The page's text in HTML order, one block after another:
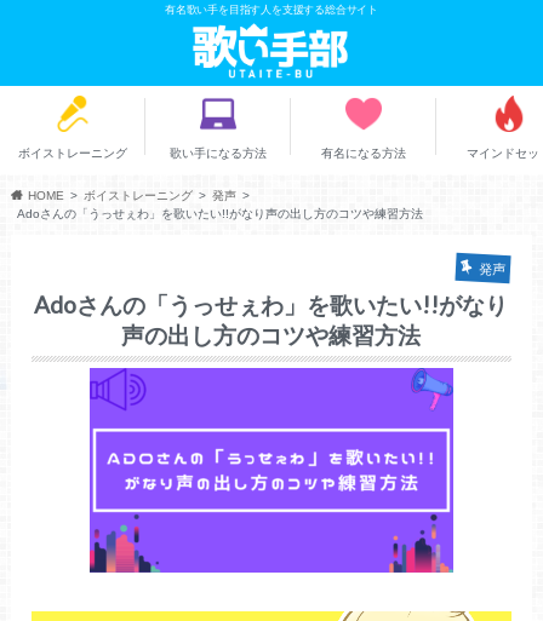
有名歌い手を目指す人を支援する総合サイト
ボイストレーニング 歌い手になる方法 有名になる方法 マインドセッ
HOME ボイストレーニング
発声
Adoさんの「うっせぇわ」を歌いたい!!がなり声の出し方のコツや練習方法
発声
Adoさんの「うっせぇわ」を歌いたい!!がなり
声の出し方のコツや練習方法